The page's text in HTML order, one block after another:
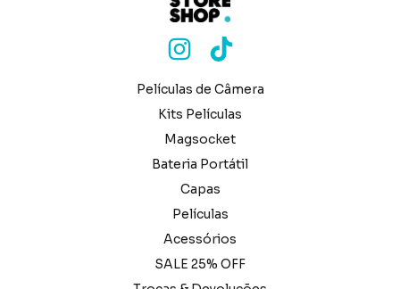
Películas de Câmera
Kits Películas
Magsocket
Bateria Portátil
Capas
Películas
Acessórios
SALE 25% OFF